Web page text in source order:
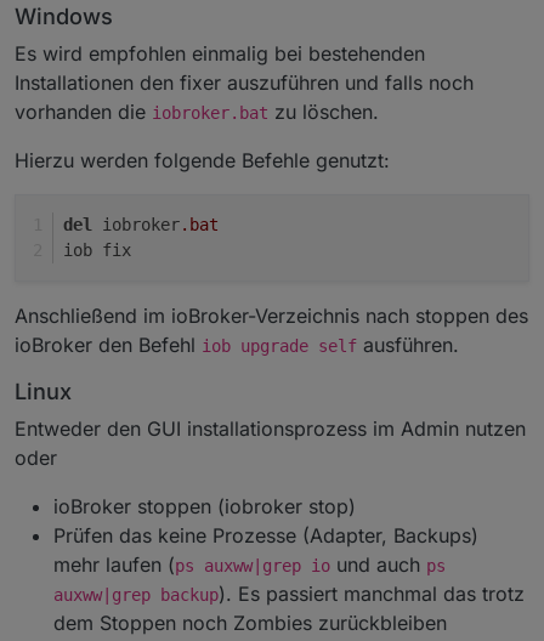
Windows
Es wird empfohlen einmalig bei bestehenden
Installationen den fixer auszuführen und falls noch
vorhanden die iobroker.bat zu löschen.
Hierzu werden folgende Befehle genutzt:
del iobroker.bat
iob fix
Anschließend im ioBroker-Verzeichnis nach stoppen des
ioBroker den Befehl iob upgrade self ausführen.
Linux
Entweder den GUI installationsprozess im Admin nutzen
oder
ioBroker stoppen (iobroker stop)
Prüfen das keine Prozesse (Adapter, Backups)
mehr laufen (ps auxww|grep io und auch ps
auxww|grep backup). Es passiert manchmal das trotz
dem Stoppen noch Zombies zurückbleiben